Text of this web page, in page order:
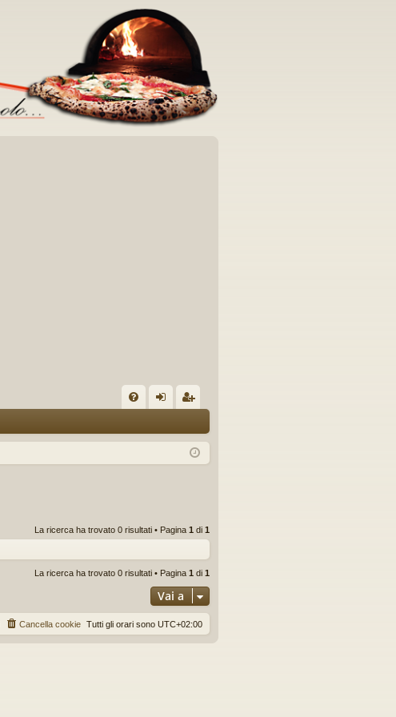
Q in riv
La ricerca ha trovato 0 risultati • Pagina 1 di 1
La ricerca ha trovato 0 risultati • Pagina 1 di 1
Vai a
Tutti gli orari sono UTC+02:00
Cancella cookie